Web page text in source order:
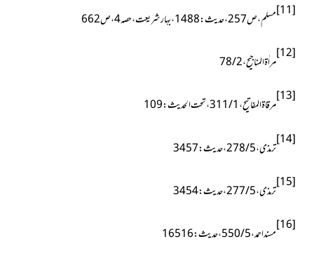
[11]
مسلم ، ص257 ، حدیث : 1488 ، بہارشریعت ، حصہ4 ، ص662
[12]
مراٰۃ المناجیح ، 2 / 78
[13]
مرقاۃ المفاتیح ، 1 / 311 ، تحت الحدیث : 109
[14]
ترمذی ، 5 / 278 ، حدیث : 3457
[15]
ترمذی ، 5 / 277 ، حدیث : 3454
[16]
مسند احمد ، 5 / 550 ، حدیث : 16516